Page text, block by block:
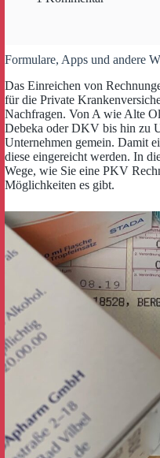
Formulare, Apps und andere
Das Einreichen von
für die Private
Nachfragen. Von A wie Alte
Debeka oder DKV bis hin zu
Unternehmen gemein. Damit
diese eingereicht werden. In
Wege, wie Sie eine PKV
Möglichkeiten es gibt.